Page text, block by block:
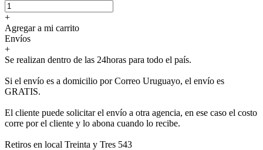
+
Agregar a mi carrito
Envíos
+
Se realizan dentro de las 24horas para todo el país.
Si el envío es a domicilio por Correo Uruguayo, el envío es
GRATIS.
El cliente puede solicitar el envío a otra agencia, en ese caso el costo
corre por el cliente y lo abona cuando lo recibe.
Retiros en local Treinta y Tres 543